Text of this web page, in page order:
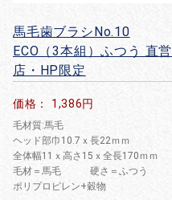
馬毛歯ブラシNo.10
ECO（3本組）ふつう 直営
店・HP限定
価格： 1,386円
毛材質:馬毛
ヘッド部巾10.7ｘ長22ｍｍ
全体幅11ｘ高さ15ｘ全長170ｍｍ
毛材＝馬毛 硬さ＝ふつう
ポリプロピレン+穀物